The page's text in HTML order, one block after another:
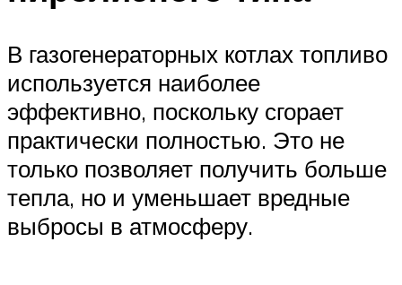
В газогенераторных котлах топливо
используется наиболее
эффективно, поскольку сгорает
практически полностью. Это не
только позволяет получить больше
тепла, но и уменьшает вредные
выбросы в атмосферу.